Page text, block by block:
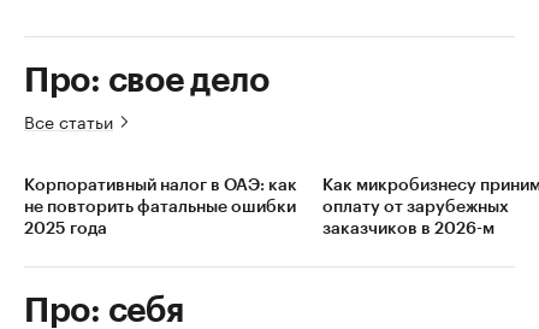
Про: свое дело
Все статьи
Корпоративный налог в ОАЭ: как
не повторить фатальные ошибки
2025 года
Как микробизнесу
оплату от зарубежных
заказчиков в 2026-м
Про: себя